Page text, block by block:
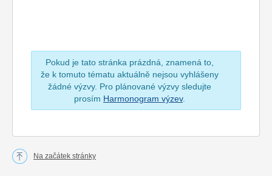
Pokud je tato stránka prázdná, znamená to,
že k tomuto tématu aktuálně nejsou vyhlášeny
žádné výzvy. Pro plánované výzvy sledujte
prosím Harmonogram výzev.
Na začátek stránky